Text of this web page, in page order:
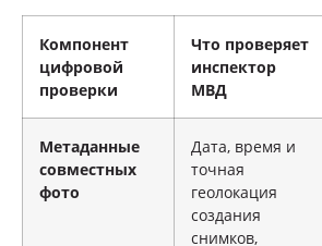
Компонент
цифровой
проверки
Что проверяет
инспектор
МВД
Метаданные
совместных
фото
Дата, время и
точная
геолокация
создания
снимков,